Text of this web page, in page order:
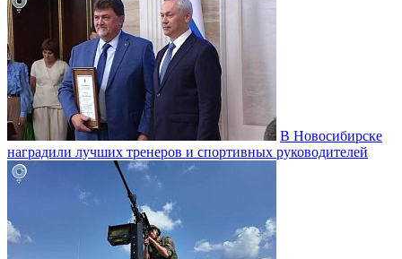
В Новосибирске
наградили лучших тренеров и спортивных руководителей